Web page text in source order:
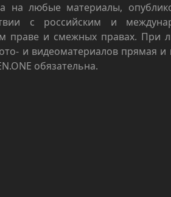
на любые материалы,
с российским и
праве и смежных правах. При
и видеоматериалов прямая и
обязательна.